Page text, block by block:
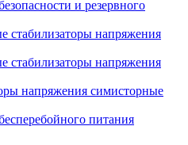
и резервного
стабилизаторы напряжения
стабилизаторы напряжения
напряжения симисторные
питания